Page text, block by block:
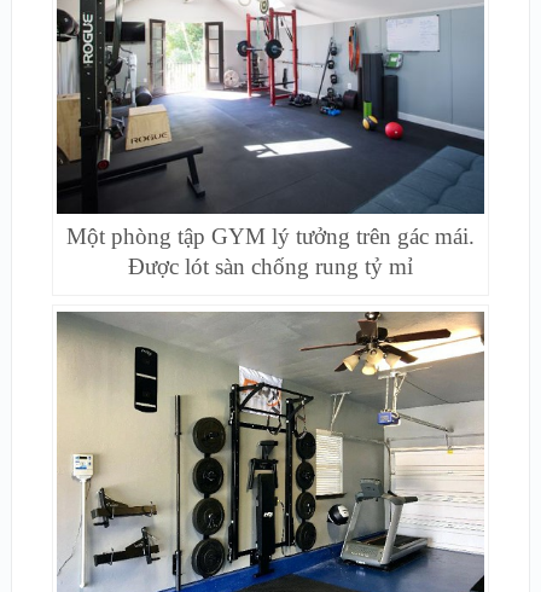
Một phòng tập GYM lý tưởng trên gác mái.
Được lót sàn chống rung tỷ mỉ